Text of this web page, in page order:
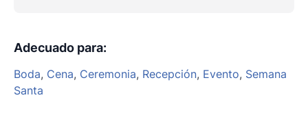
Adecuado para:
Boda, Cena, Ceremonia, Recepción, Evento, Semana
Santa